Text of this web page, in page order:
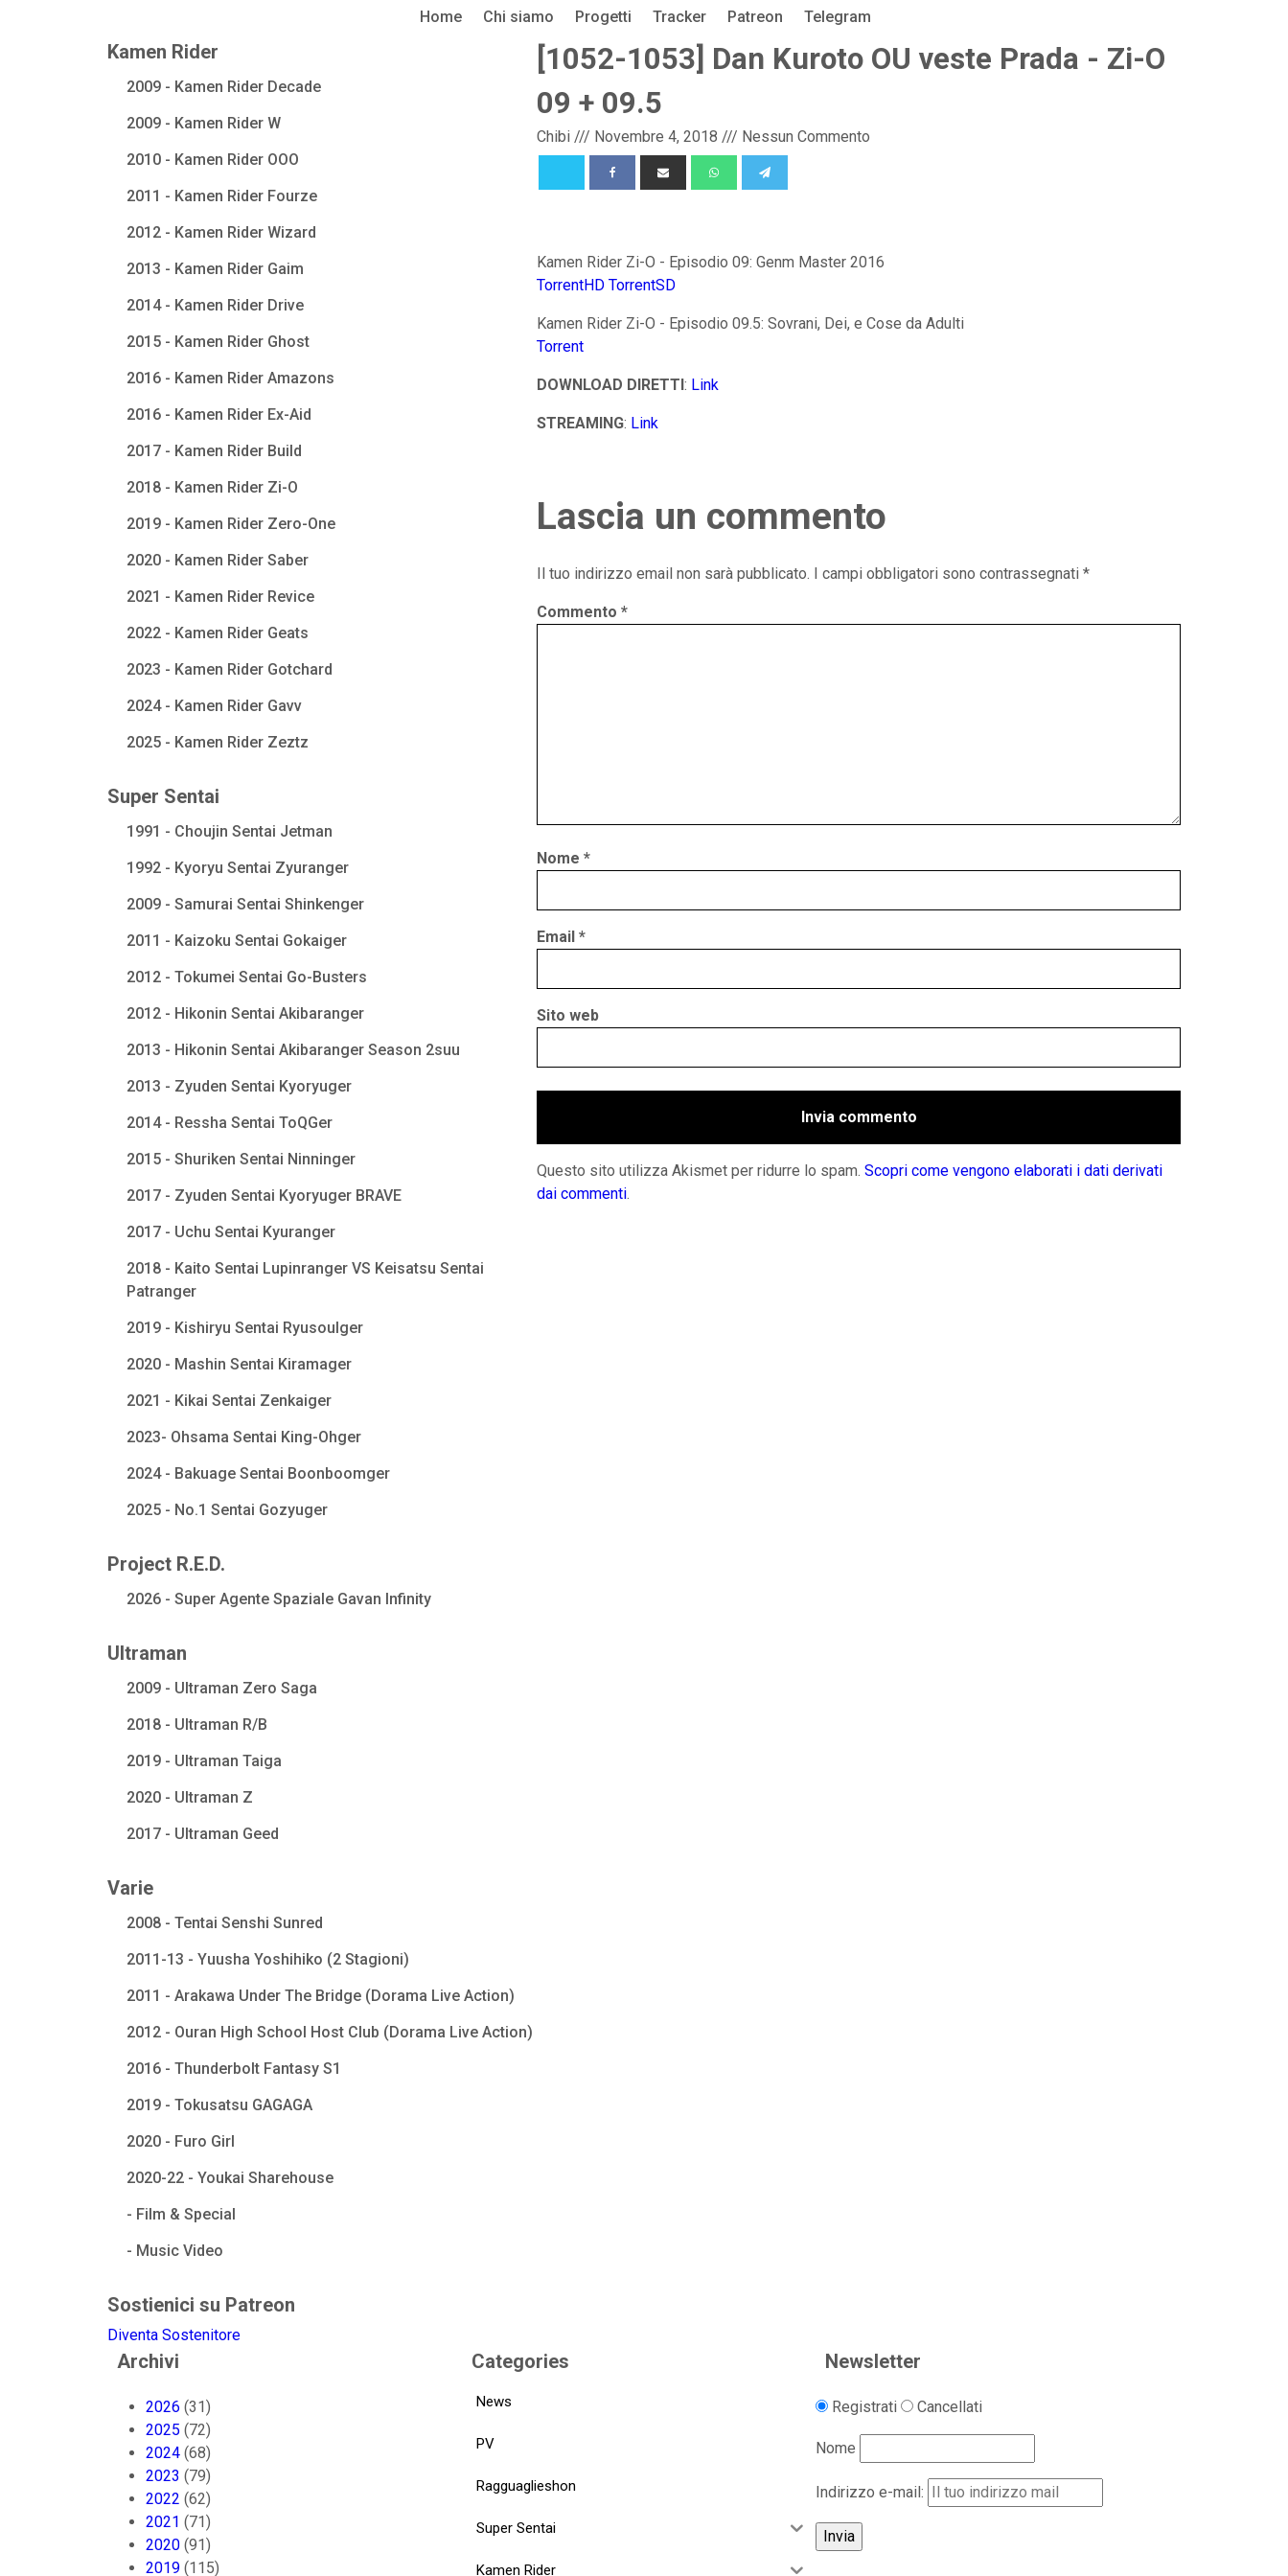
Home Chi siamo Progetti Tracker Patreon Telegram
Kamen Rider
2009 - Kamen Rider Decade
2009 - Kamen Rider W
2010 - Kamen Rider OOO
2011 - Kamen Rider Fourze
2012 - Kamen Rider Wizard
2013 - Kamen Rider Gaim
2014 - Kamen Rider Drive
2015 - Kamen Rider Ghost
2016 - Kamen Rider Amazons
2016 - Kamen Rider Ex-Aid
2017 - Kamen Rider Build
2018 - Kamen Rider Zi-O
2019 - Kamen Rider Zero-One
2020 - Kamen Rider Saber
2021 - Kamen Rider Revice
2022 - Kamen Rider Geats
2023 - Kamen Rider Gotchard
2024 - Kamen Rider Gavv
2025 - Kamen Rider Zeztz
Super Sentai
1991 - Choujin Sentai Jetman
1992 - Kyoryu Sentai Zyuranger
2009 - Samurai Sentai Shinkenger
2011 - Kaizoku Sentai Gokaiger
2012 - Tokumei Sentai Go-Busters
2012 - Hikonin Sentai Akibaranger
2013 - Hikonin Sentai Akibaranger Season 2suu
2013 - Zyuden Sentai Kyoryuger
2014 - Ressha Sentai ToQGer
2015 - Shuriken Sentai Ninninger
2017 - Zyuden Sentai Kyoryuger BRAVE
2017 - Uchu Sentai Kyuranger
2018 - Kaito Sentai Lupinranger VS Keisatsu Sentai
Patranger
2019 - Kishiryu Sentai Ryusoulger
2020 - Mashin Sentai Kiramager
2021 - Kikai Sentai Zenkaiger
2023- Ohsama Sentai King-Ohger
2024 - Bakuage Sentai Boonboomger
2025 - No.1 Sentai Gozyuger
Project R.E.D.
2026 - Super Agente Spaziale Gavan Infinity
Ultraman
2009 - Ultraman Zero Saga
2018 - Ultraman R/B
2019 - Ultraman Taiga
2020 - Ultraman Z
2017 - Ultraman Geed
Varie
2008 - Tentai Senshi Sunred
2011-13 - Yuusha Yoshihiko (2 Stagioni)
2011 - Arakawa Under The Bridge (Dorama Live Action)
2012 - Ouran High School Host Club (Dorama Live Action)
2016 - Thunderbolt Fantasy S1
2019 - Tokusatsu GAGAGA
2020 - Furo Girl
2020-22 - Youkai Sharehouse
- Film & Special
- Music Video
Sostienici su Patreon
Diventa Sostenitore
[1052-1053] Dan Kuroto OU veste Prada - Zi-O
09 + 09.5
Chibi /// Novembre 4, 2018 /// Nessun Commento
Kamen Rider Zi-O - Episodio 09: Genm Master 2016
TorrentHD TorrentSD
Kamen Rider Zi-O - Episodio 09.5: Sovrani, Dei, e Cose da Adulti
Torrent
DOWNLOAD DIRETTI: Link
STREAMING: Link
Lascia un commento
Il tuo indirizzo email non sarà pubblicato. I campi obbligatori sono contrassegnati *
Commento *
Nome *
Email *
Sito web
Questo sito utilizza Akismet per ridurre lo spam. Scopri come vengono elaborati i dati derivati
dai commenti.
Archivi
2026 (31)
2025 (72)
2024 (68)
2023 (79)
2022 (62)
2021 (71)
2020 (91)
2019 (115)
Categories
News
PV
Ragguaglieshon
Super Sentai
Kamen Rider
Newsletter
Registrati Cancellati
Nome
Indirizzo e-mail: